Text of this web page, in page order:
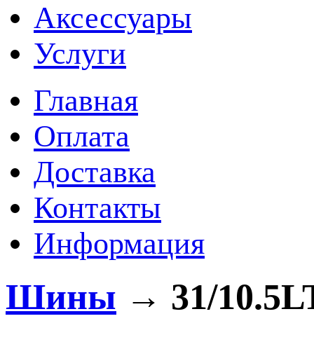
Аксессуары
Услуги
Главная
Оплата
Доставка
Контакты
Информация
Шины → 31/